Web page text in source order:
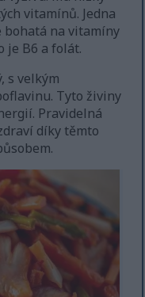
vitamínů. Jedna
bohatá na vitamíny
je B6 a folát.
s velkým
Tyto živiny
Pravidelná
díky těmto